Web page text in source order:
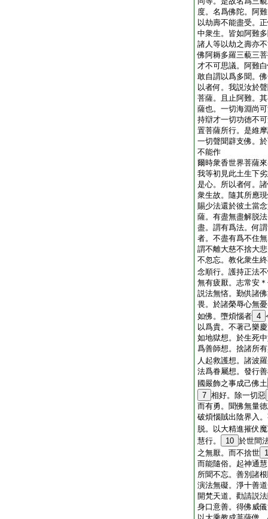
度。名爲佛陀。阿
以劫壽不能盡受。
中衆生。皆如阿難
諸人等以劫之壽亦
佛阿耨多羅三藐三
才不可思議。阿難
敢自謂以爲多聞。
以者何。我説汝於
菩薩。且止阿難。
薩也。一切海淵尚
持辯才一切功徳不
置菩薩所行。是維
一切聲聞辟支佛。
不能作
爾時衆香世界菩薩
我等初見此土生下
是心。所以者何。
衆生故。隨其所應
賜少法還於彼土當
薩。有盡無盡解脱
盡。謂有爲法。何
者。不盡有爲不住
謂不離大慈不捨大
不忽忘。教化衆生
念順行。護持正法
無有疲厭。志常安
説法無悋。勤供諸
畏。於諸榮辱心無
如佛。墮煩惱者 4
以爲貴。不著己樂
如地獄想。於生死
爲善師想。捨諸所
人起救護想。諸波
法爲眷屬想。發行
國嚴飾之事成己佛土
7 相好。除一切惡
而有勇。聞佛無量
破煩惱賊出陰界入
脱。以大精進摧伏
慧行。
10 於世間
之無厭。而不捨世
而能隨俗。起神通
所聞不忘。善別諸
演法無礙。淨十善
開梵天道。勸請説
身口意善。得佛威